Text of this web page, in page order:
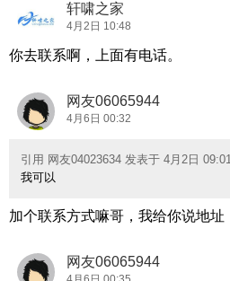
轩啸之家
4月2日 10:48
你去联系啊，上面有电话。
网友06065944
4月6日 00:32
引用 网友04023634 发表于 4月2日 09:01
我可以
加个联系方式嘛哥，我给你说地址
网友06065944